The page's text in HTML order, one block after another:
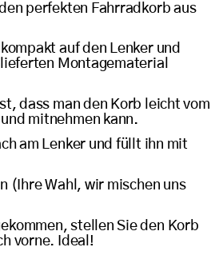
perfekten Fahrradkorb aus
auf den Lenker und
Montagematerial
dass man den Korb leicht vom
mitnehmen kann.
am Lenker und füllt ihn mit
(Ihre Wahl, wir mischen uns
stellen Sie den Korb
vorne. Ideal!